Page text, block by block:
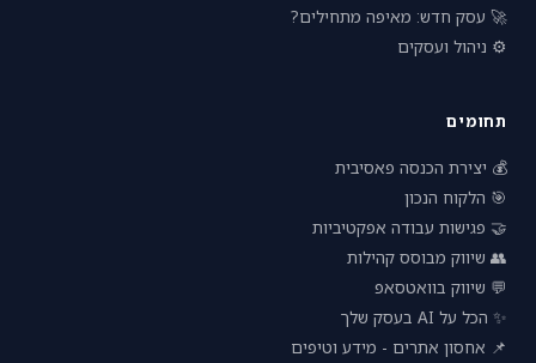
🚀 עסק חדש: מאיפה מתחילים?
⚙️ ניהול ועסקים
תחומים
💰 יצירת הכנסה פאסיבית
🎯 הלקוח הנכון
🤝 פגישות עבודה אפקטיביות
👥 שיווק מבוסס קהילות
💬 שיווק בוואטסאפ
✨ הכל על AI בעסק שלך
📌 אחסון אתרים - מידע וטיפים